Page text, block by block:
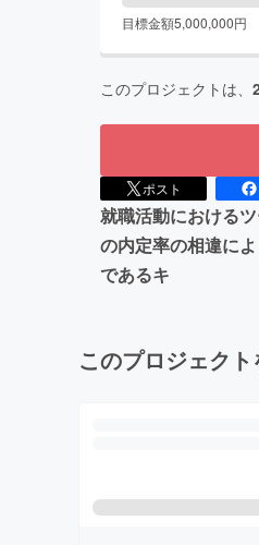
目標金額5,000,000円
このプロジェクトは、
ポスト
就職活動における
の内定率の相違に
であるキ
このプロジェク